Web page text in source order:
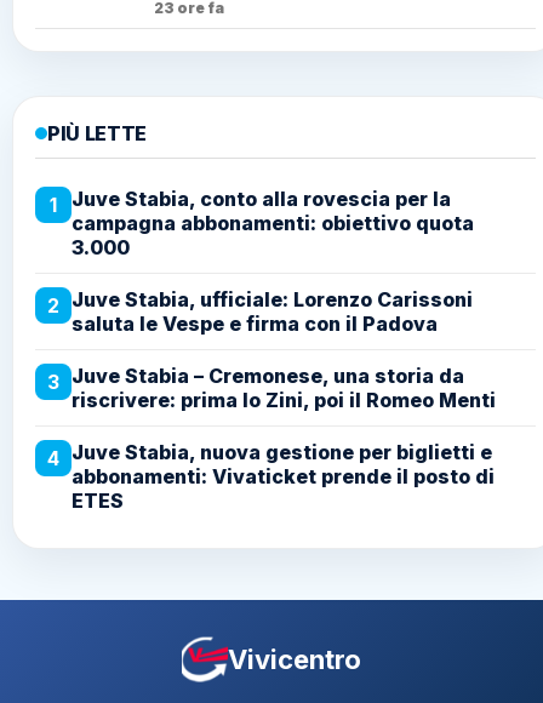
23 ore fa
PIÙ LETTE
1
Juve Stabia, conto alla rovescia per la
campagna abbonamenti: obiettivo quota
3.000
2 Juve Stabia, ufficiale: Lorenzo Carissoni
saluta le Vespe e firma con il Padova
3 Juve Stabia – Cremonese, una storia da
riscrivere: prima lo Zini, poi il Romeo Menti
4 Juve Stabia, nuova gestione per biglietti e
abbonamenti: Vivaticket prende il posto di
ETES
Vivicentro